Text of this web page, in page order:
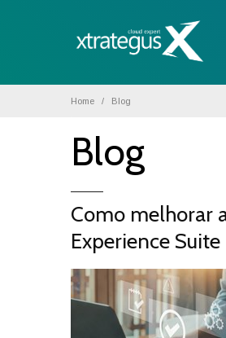
Home Blog
Blog
Como melhorar
Experience Suite